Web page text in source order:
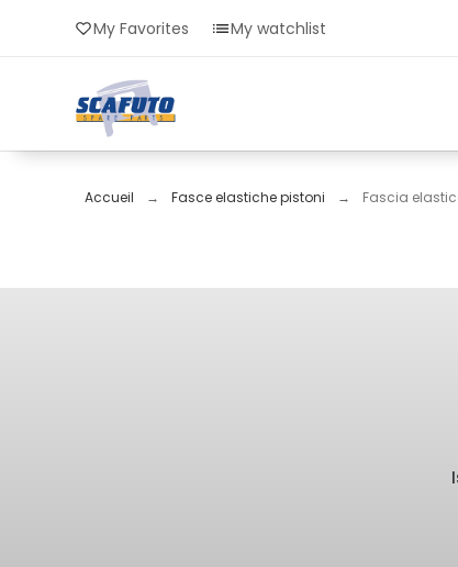
My Favorites My watchlist
Accueil Fasce elastiche pistoni Fascia